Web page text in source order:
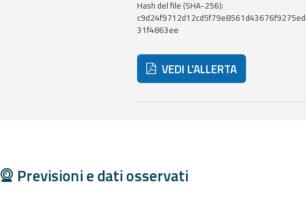
Hash del file (SHA-256):
31f4863ee
VEDI L'ALLERTA
Previsioni e dati osservati